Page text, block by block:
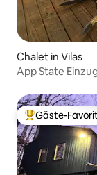
Chalet in Vilas
App State
Beliebter
Gäste-